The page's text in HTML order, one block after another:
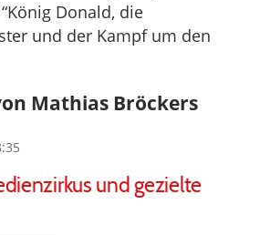
Donald, die
und der Kampf um den
Mathias Bröckers
und gezielte